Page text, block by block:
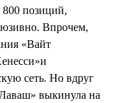
позиций,
Впрочем,
«Вайт
сеть. Но вдруг
выкинула на